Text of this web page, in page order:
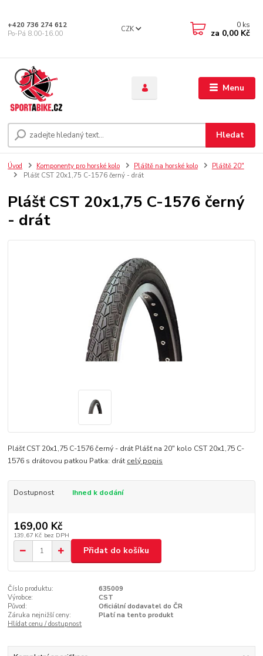
Menu
CZK
Hledat
+420 736 274 612
Po-Pá 8.00-16.00
0 ks
za 0,00 Kč
Úvod Komponenty pro horské kolo Pláště na horské kolo
Pláště 20"
Plášť CST 20x1,75 C-1576 černý - drát
Plášť CST 20x1,75 C-1576 černý
- drát
Plášť CST 20x1,75 C-1576 černý - drát Plášť na 20" kolo CST 20x1,75 C-
1576 s drátovou patkou Patka: drát celý popis
Dostupnost Ihned k dodání
169,00 Kč
139,67 Kč bez DPH
Přidat do košíku
Číslo produktu:
635009
Výrobce:
CST
Původ:
Oficiální dodavatel do ČR
Záruka nejnižší ceny:
Platí na tento produkt
Hlídat cenu / dostupnost